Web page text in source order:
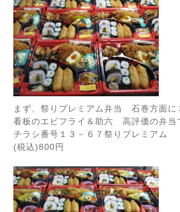
まず、祭りプレミアム弁当 石巻方面に
看板のエビフライ＆助六 高評価の弁当
チラシ番号１３－６７祭りプレミアム
(税込)800円